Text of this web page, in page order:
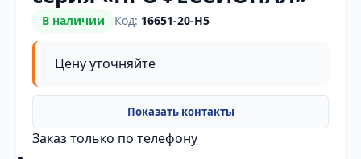
В наличии Код: 16651-20-H5
Цену уточняйте
Заказ только по телефону